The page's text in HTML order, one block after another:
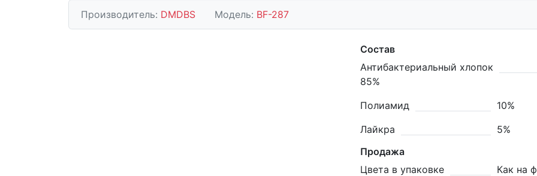
Производитель: DMDBS Модель: BF-287
Состав
Антибактериальный хлопок
85%
Полиамид
10%
Лайкра
5%
Продажа
Цвета в упаковке
Как на